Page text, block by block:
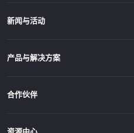
新闻与活动
产品与解决方案
合作伙伴